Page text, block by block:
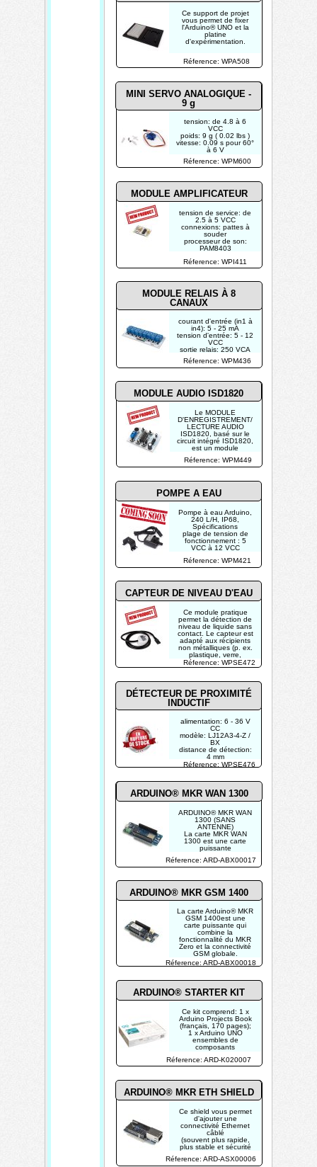
Réference: WPM600
Réference: WPA508
MINI SERVO ANALOGIQUE -
9 g
tension: de 4.8 à 6
VCC
poids: 9 g ( 0.02 lbs )
vitesse: 0.09 s pour 60°
à 6 V
Ce support de projet
vous permet de fixer
l'Arduino® UNO et la
platine
d'expérimentation.
Réference: WPM421
Réference: ARD-ABX00017
Réference: WPM436
Réference: WPSE476
courant d'entrée (in1 à
in4): 5 - 25 mA
tension d'entrée: 5 - 12
VCC
sortie relais: 250 VCA
10 A ; 30 VCC 10 A
(non-inductive)
dimensions: 57 x 138
Pompe à eau Arduino,
240 L/H, IP68,
Spécifications
plage de tension de
fonctionnement : 5
VCC à 12 VCC
: 0,35 A à 12 VCC
consommation
VCC
max. débit horizontal :
240 L/H (63 gal/H )
Ce kit comprend: 1 x
Arduino Projects Book
(français, 170 pages);
1 x Arduino UNO
ensembles de
composants
alimentation: 6 - 36 V
CC
modèle: LJ12A3-4-Z /
BX
distance de détection:
4 mm
sortie: sortie NPN (ON:
MODULE RELAIS À 8
CANAUX
POMPE A EAU
ARDUINO® MKR WAN 1300
DÉTECTEUR DE PROXIMITÉ
INDUCTIF
ARDUINO® STARTER KIT
ARDUINO® MKR GSM 1400
MODULE AUDIO ISD1820
Réference: ARD-K020007
Réference: ARD-ABX00018
Réference: WPSE472
Ce module pratique
permet la détection de
niveau de liquide sans
contact. Le capteur est
adapté aux récipients
non métalliques (p. ex.
plastique, verre,
céramique, etc.).
La carte Arduino® MKR
GSM 1400est une
carte puissante qui
combine la
fonctionnalité du MKR
Zero et la connectivité
GSM globale.
(SANS ANTENNE)
ARDUINO® MKR WAN
1300 (SANS
ANTENNE)
La carte MKR WAN
1300 est une carte
puissante
fonctionnalité du MKR
Zero et la connectivité
Réference: ARD-ASX00006
Ce shield vous permet
d'ajouter une
connectivité Ethernet
câblé
(souvent plus rapide,
plus stable et sécurité
à votre carte MKR
ARDUINO® MKR ETH SHIELD
Le MODULE
D'ENREGISTREMENT/
LECTURE AUDIO
ISD1820, basé sur le
circuit intégré ISD1820,
est un module
l'enregistrement et la
lecture d'un message
jusqu'à 20 secondes.
Réference: WPM449
CAPTEUR DE NIVEAU D'EAU
Réference: WPI411
tension de service: de
2.5 à 5 VCC
connexions: pattes à
souder
processeur de son:
PAM8403
mm
MODULE AMPLIFICATEUR